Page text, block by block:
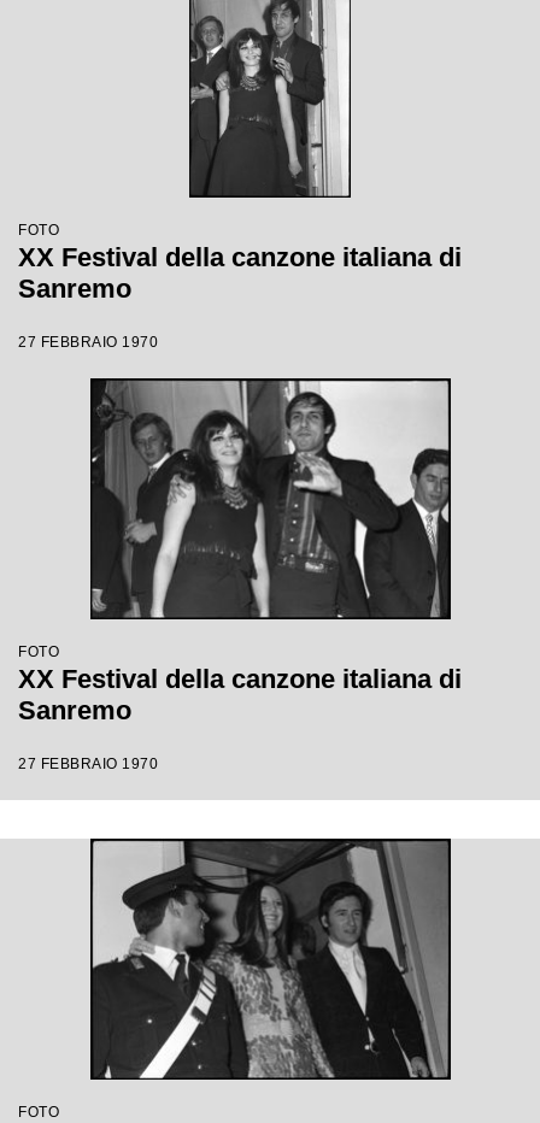
FOTO
XX Festival della canzone italiana di
Sanremo
27 FEBBRAIO 1970
FOTO
XX Festival della canzone italiana di
Sanremo
27 FEBBRAIO 1970
FOTO